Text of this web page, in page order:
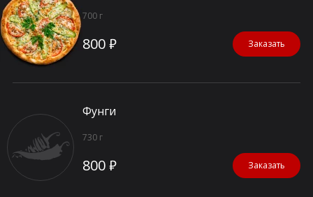
700 г
800 ₽ Заказать
Фунги
730 г
800 ₽ Заказать